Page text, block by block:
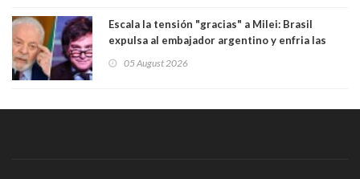
Escala la tensión "gracias" a Milei: Brasil
expulsa al embajador argentino y enfria las
trasandino
05 August 2026